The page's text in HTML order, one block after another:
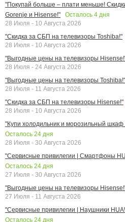
"Покупай больше – плати меньше!
Gorenje и Hisense!"
Осталось 4 дня
28 Июля - 10 Августа 2026
"Скидка за СБП на телевизоры Toshiba!"
28 Июля - 10 Августа 2026
"Выгодные цены на телевизоры
28 Июля - 24 Августа 2026
"Выгодные цены на телевизоры Toshiba!"
28 Июля - 11 Августа 2026
"Скидка за СБП на телевизоры Hisense!"
28 Июля - 10 Августа 2026
"Купи холодильник и морозильный шкаф
Осталось 24 дня
28 Июля - 30 Августа 2026
"Сервисные привилегии | Смартфоны
Осталось 24 дня
27 Июля - 30 Августа 2026
"Выгодные цены на телевизоры
27 Июля - 11 Августа 2026
"Сервисные привилегии | Наушники
Осталось 24 дня